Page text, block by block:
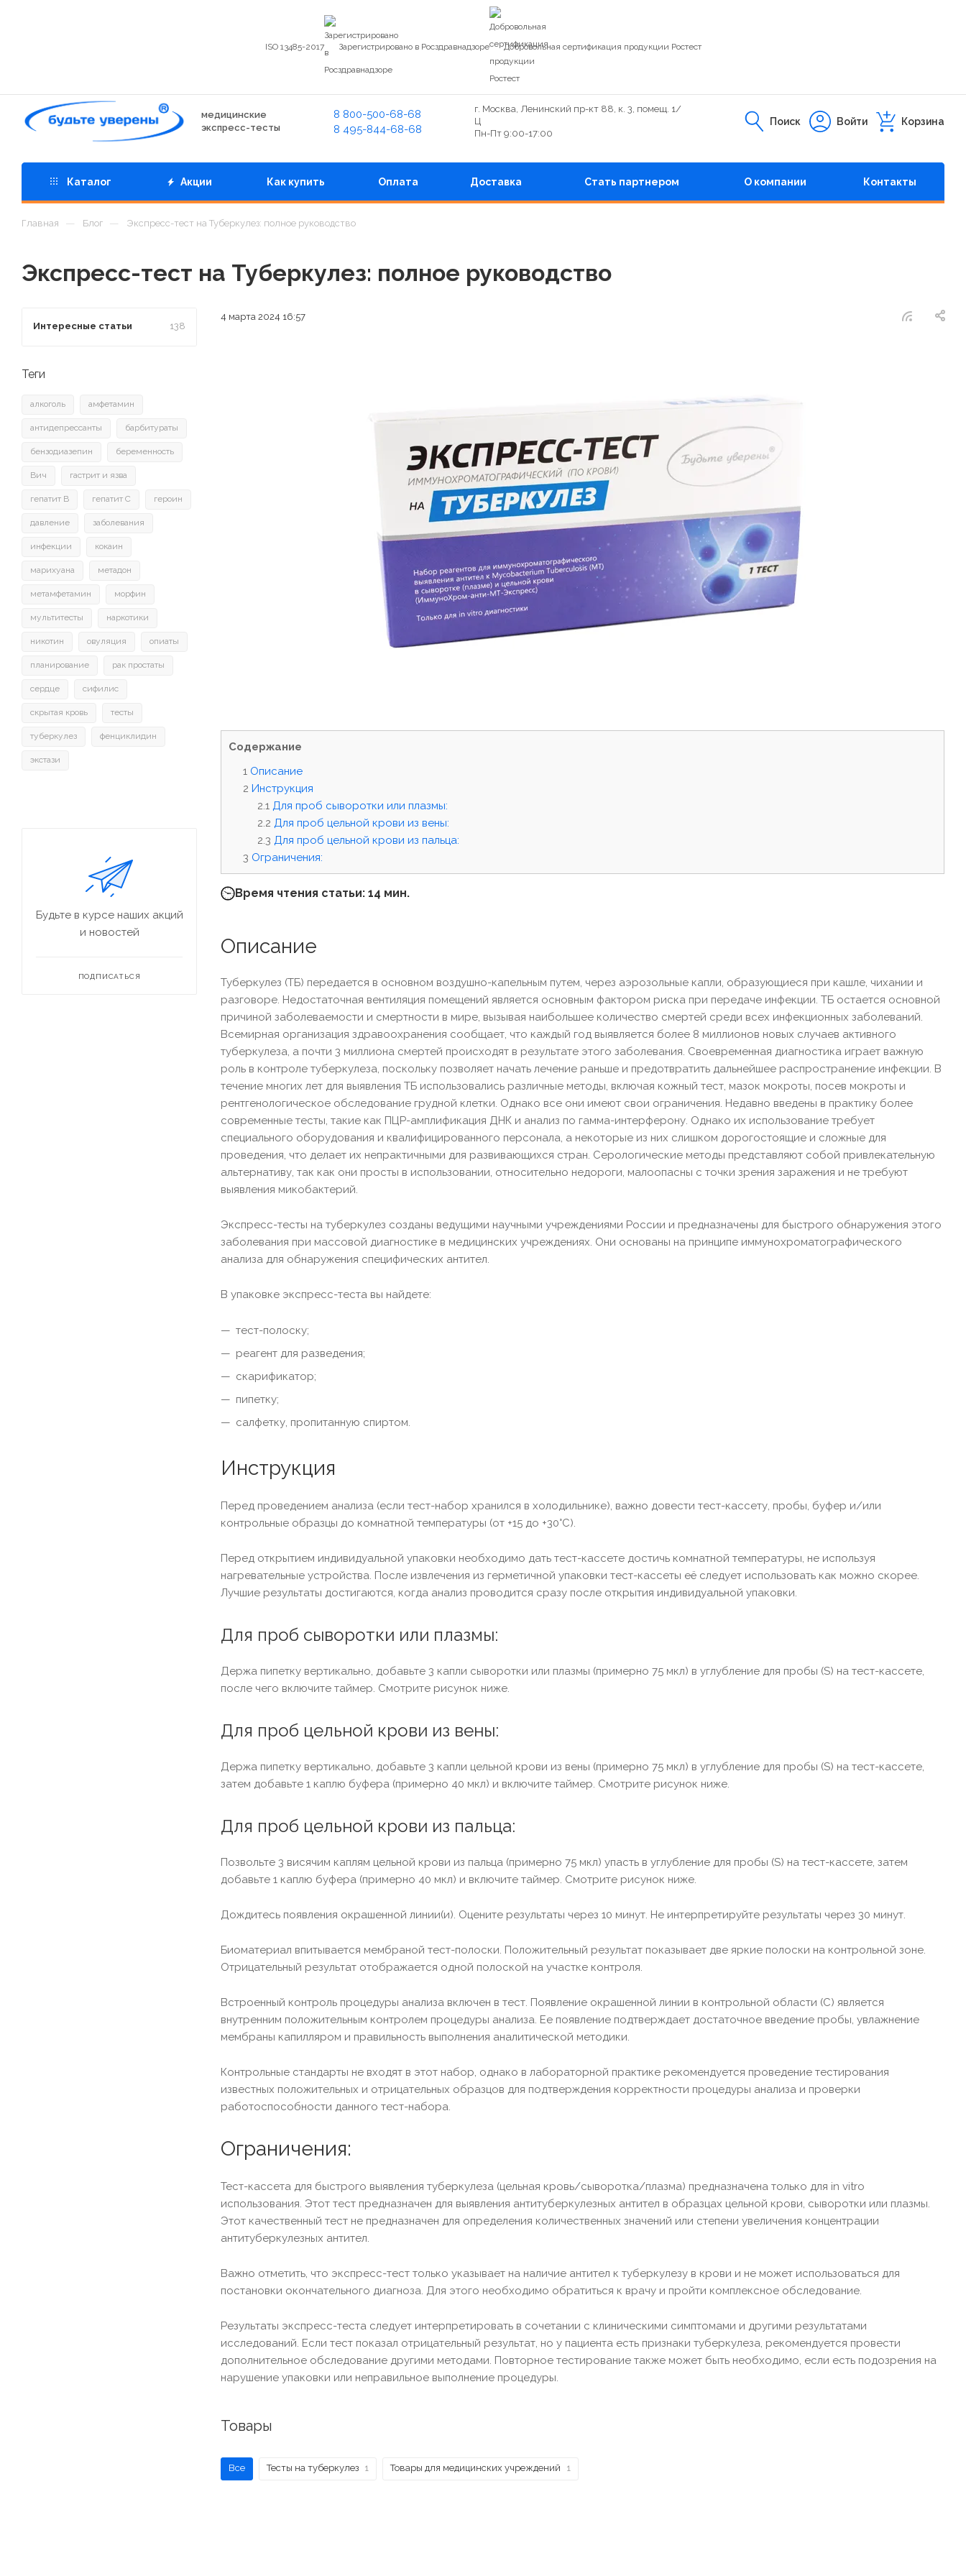
ISO 13485-2017 Зарегистрировано в Росздравнадзоре Добровольная сертификация продукции Ростест
медицинские
экспресс-тесты
8 800-500-68-68
8 495-844-68-68
г. Москва, Ленинский пр-кт 88, к. 3, помещ. 1/
Ц
Пн-Пт 9:00-17:00
Поиск Войти Корзина
Каталог Акции Как купить Оплата Доставка Стать партнером О компании Контакты
Экспресс-тест на Туберкулез: полное руководство
Главная — Блог — Экспресс-тест на Туберкулез: полное руководство
4 марта 2024 16:57
Содержание
Описание
Инструкция
Для проб сыворотки или плазмы:
Для проб цельной крови из вены:
Для проб цельной крови из пальца:
Ограничения:
Время чтения статьи: 14 мин.
Описание
Туберкулез (ТБ) передается в основном воздушно-капельным путем, через аэрозольные капли, образующиеся при кашле, чихании и
разговоре. Недостаточная вентиляция помещений является основным фактором риска при передаче инфекции. ТБ остается основной
причиной заболеваемости и смертности в мире, вызывая наибольшее количество смертей среди всех инфекционных заболеваний.
Всемирная организация здравоохранения сообщает, что каждый год выявляется более 8 миллионов новых случаев активного
туберкулеза, а почти 3 миллиона смертей происходят в результате этого заболевания. Своевременная диагностика играет важную
роль в контроле туберкулеза, поскольку позволяет начать лечение раньше и предотвратить дальнейшее распространение инфекции. В
течение многих лет для выявления ТБ использовались различные методы, включая кожный тест, мазок мокроты, посев мокроты и
рентгенологическое обследование грудной клетки. Однако все они имеют свои ограничения. Недавно введены в практику более
современные тесты, такие как ПЦР-амплификация ДНК и анализ по гамма-интерферону. Однако их использование требует
специального оборудования и квалифицированного персонала, а некоторые из них слишком дорогостоящие и сложные для
проведения, что делает их непрактичными для развивающихся стран. Серологические методы представляют собой привлекательную
альтернативу, так как они просты в использовании, относительно недороги, малоопасны с точки зрения заражения и не требуют
выявления микобактерий.
Экспресс-тесты на туберкулез созданы ведущими научными учреждениями России и предназначены для быстрого обнаружения этого
заболевания при массовой диагностике в медицинских учреждениях. Они основаны на принципе иммунохроматографического
анализа для обнаружения специфических антител.
В упаковке экспресс-теста вы найдете:
тест-полоску;
реагент для разведения;
скарификатор;
пипетку;
салфетку, пропитанную спиртом.
Инструкция
Перед проведением анализа (если тест-набор хранился в холодильнике), важно довести тест-кассету, пробы, буфер и/или
контрольные образцы до комнатной температуры (от +15 до +30°С).
Перед открытием индивидуальной упаковки необходимо дать тест-кассете достичь комнатной температуры, не используя
нагревательные устройства. После извлечения из герметичной упаковки тест-кассеты её следует использовать как можно скорее.
Лучшие результаты достигаются, когда анализ проводится сразу после открытия индивидуальной упаковки.
Для проб сыворотки или плазмы:
Держа пипетку вертикально, добавьте 3 капли сыворотки или плазмы (примерно 75 мкл) в углубление для пробы (S) на тест-кассете,
после чего включите таймер. Смотрите рисунок ниже.
Для проб цельной крови из вены:
Держа пипетку вертикально, добавьте 3 капли цельной крови из вены (примерно 75 мкл) в углубление для пробы (S) на тест-кассете,
затем добавьте 1 каплю буфера (примерно 40 мкл) и включите таймер. Смотрите рисунок ниже.
Для проб цельной крови из пальца:
Позвольте 3 висячим каплям цельной крови из пальца (примерно 75 мкл) упасть в углубление для пробы (S) на тест-кассете, затем
добавьте 1 каплю буфера (примерно 40 мкл) и включите таймер. Смотрите рисунок ниже.
Дождитесь появления окрашенной линии(и). Оцените результаты через 10 минут. Не интерпретируйте результаты через 30 минут.
Биоматериал впитывается мембраной тест-полоски. Положительный результат показывает две яркие полоски на контрольной зоне.
Отрицательный результат отображается одной полоской на участке контроля.
Встроенный контроль процедуры анализа включен в тест. Появление окрашенной линии в контрольной области (С) является
внутренним положительным контролем процедуры анализа. Ее появление подтверждает достаточное введение пробы, увлажнение
мембраны капилляром и правильность выполнения аналитической методики.
Контрольные стандарты не входят в этот набор, однако в лабораторной практике рекомендуется проведение тестирования
известных положительных и отрицательных образцов для подтверждения корректности процедуры анализа и проверки
работоспособности данного тест-набора.
Ограничения:
Тест-кассета для быстрого выявления туберкулеза (цельная кровь/сыворотка/плазма) предназначена только для in vitro
использования. Этот тест предназначен для выявления антитуберкулезных антител в образцах цельной крови, сыворотки или плазмы.
Этот качественный тест не предназначен для определения количественных значений или степени увеличения концентрации
антитуберкулезных антител.
Важно отметить, что экспресс-тест только указывает на наличие антител к туберкулезу в крови и не может использоваться для
постановки окончательного диагноза. Для этого необходимо обратиться к врачу и пройти комплексное обследование.
Результаты экспресс-теста следует интерпретировать в сочетании с клиническими симптомами и другими результатами
исследований. Если тест показал отрицательный результат, но у пациента есть признаки туберкулеза, рекомендуется провести
дополнительное обследование другими методами. Повторное тестирование также может быть необходимо, если есть подозрения на
нарушение упаковки или неправильное выполнение процедуры.
Товары
Все Тесты на туберкулез 1 Товары для медицинских учреждений 1
Интересные статьи 138
Теги
алкоголь амфетамин
антидепрессанты барбитураты
бензодиазепин беременность
Вич гастрит и язва
гепатит B гепатит C героин
давление заболевания
инфекции кокаин
марихуана метадон
метамфетамин морфин
мультитесты наркотики
никотин овуляция опиаты
планирование рак простаты
сердце сифилис
скрытая кровь тесты
туберкулез фенциклидин
экстази
Будьте в курсе наших акций
и новостей
ПОДПИСАТЬСЯ